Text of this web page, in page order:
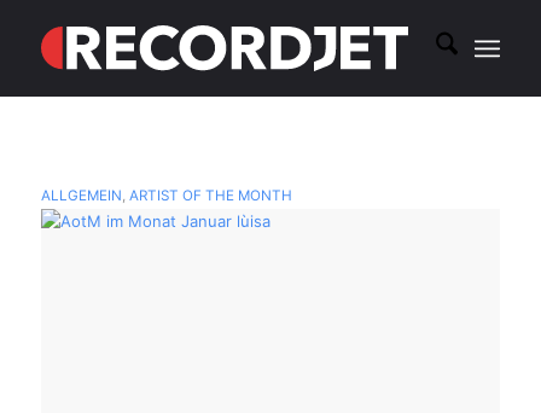
ALLGEMEIN, ARTIST OF THE MONTH